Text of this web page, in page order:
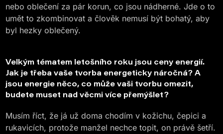
nebo oblečení za pár korun, co jsou nádherné. Jde o to
umět to zkombinovat a člověk nemusí být bohatý, aby
byl hezky oblečený.
Velkým tématem letošního roku jsou ceny energií.
Jak je třeba vaše tvorba energeticky náročná? A
jsou energie něco, co může vaši tvorbu omezit,
budete muset nad věcmi více přemýšlet?
Musím říct, že já už doma chodím v kožichu, čepici a
rukavicích, protože manžel nechce topit, on právě šetří.